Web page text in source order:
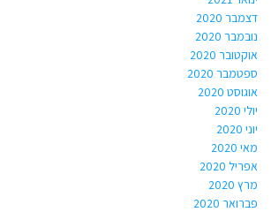
דצמבר 2020
נובמבר 2020
אוקטובר 2020
ספטמבר 2020
אוגוסט 2020
יולי 2020
יוני 2020
מאי 2020
אפריל 2020
מרץ 2020
פברואר 2020